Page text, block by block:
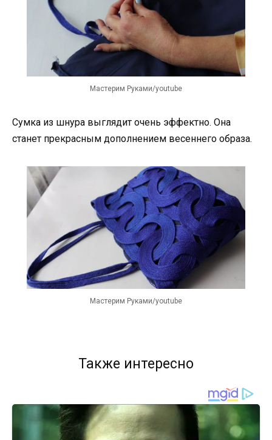
Мастерим Руками/youtube
Сумка из шнура выглядит очень эффектно. Она
станет прекрасным дополнением весеннего образа.
Мастерим Руками/youtube
Также интересно